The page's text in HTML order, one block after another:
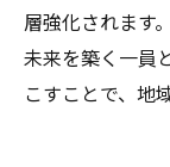
層強化されます
未来を築く一員
こすことで、地